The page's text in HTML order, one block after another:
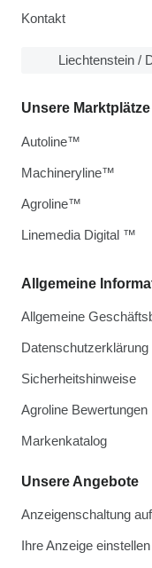
Kontakt
Liechtenstein /
Allgemeine
Allgemeine
Datenschutzerklärung
Sicherheitshinweise
Agroline Bewertungen
Markenkatalog
Unsere Angebote
Anzeigenschaltung
Ihre Anzeige einstellen
Unsere Marktplätze
Autoline™
Machineryline™
Agroline™
Linemedia Digital ™